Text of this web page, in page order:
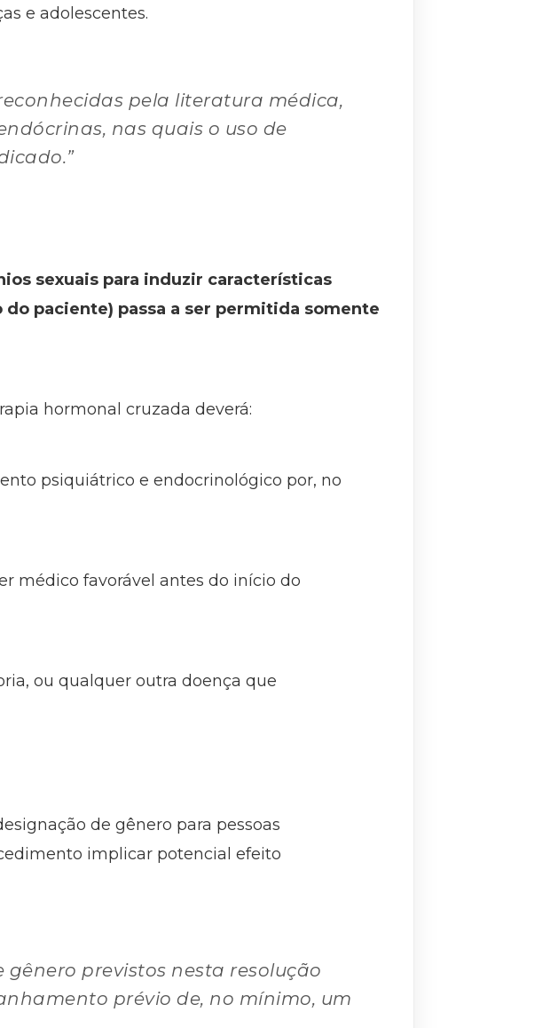
e adolescentes.
pela literatura médica,
nas quais o uso de
sexuais para induzir características
paciente) passa a ser permitida somente
hormonal cruzada deverá:
psiquiátrico e endocrinológico por, no
médico favorável antes do início do
ou qualquer outra doença que
de gênero para pessoas
implicar potencial efeito
previstos nesta resolução
prévio de, no mínimo, um